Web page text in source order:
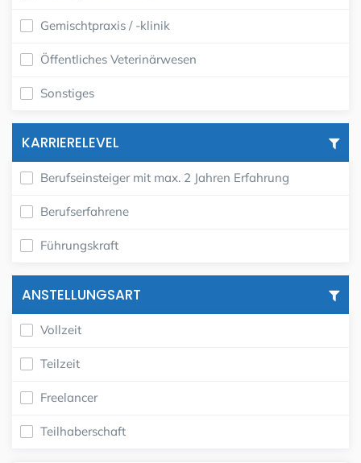
Gemischtpraxis / -klinik
Öffentliches Veterinärwesen
Sonstiges
KARRIERELEVEL
Berufseinsteiger mit max. 2 Jahren Erfahrung
Berufserfahrene
Führungskraft
ANSTELLUNGSART
Vollzeit
Teilzeit
Freelancer
Teilhaberschaft